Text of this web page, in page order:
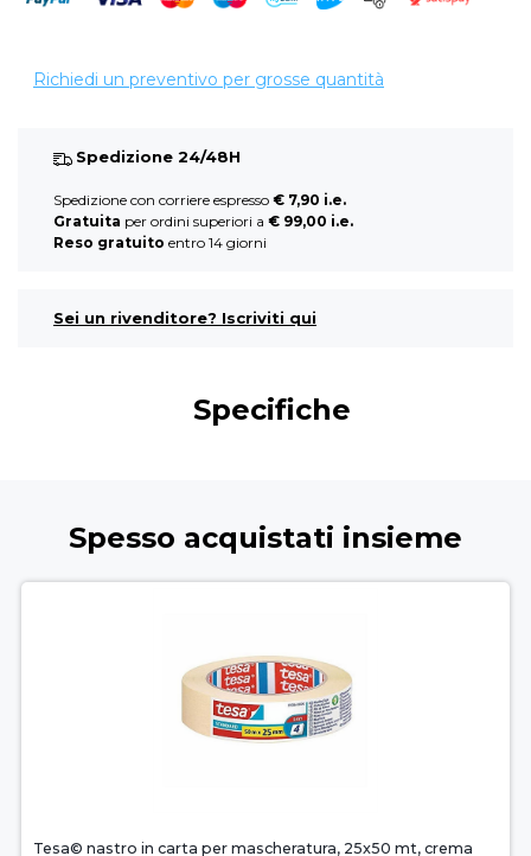
Richiedi un preventivo per grosse quantità
Spedizione 24/48H
Spedizione con corriere espresso € 7,90 i.e.
Gratuita per ordini superiori a € 99,00 i.e.
Reso gratuito entro 14 giorni
Sei un rivenditore? Iscriviti qui
Specifiche
Spesso acquistati insieme
Tesa© nastro in carta per mascheratura, 25x50 mt, crema